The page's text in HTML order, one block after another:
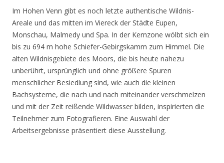
Im Hohen Venn gibt es noch letzte authentische Wildnis-
Areale und das mitten im Viereck der Städte Eupen,
Monschau, Malmedy und Spa. In der Kernzone wölbt sich ein
bis zu 694 m hohe Schiefer-Gebirgskamm zum Himmel. Die
alten Wildnisgebiete des Moors, die bis heute nahezu
unberührt, ursprünglich und ohne größere Spuren
menschlicher Besiedlung sind, wie auch die kleinen
Bachsysteme, die nach und nach miteinander verschmelzen
und mit der Zeit reißende Wildwasser bilden, inspirierten die
Teilnehmer zum Fotografieren. Eine Auswahl der
Arbeitsergebnisse präsentiert diese Ausstellung.